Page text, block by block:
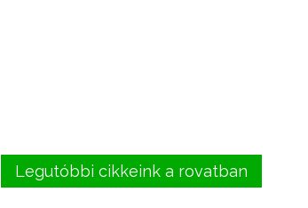
Legutóbbi cikkeink a rovatban